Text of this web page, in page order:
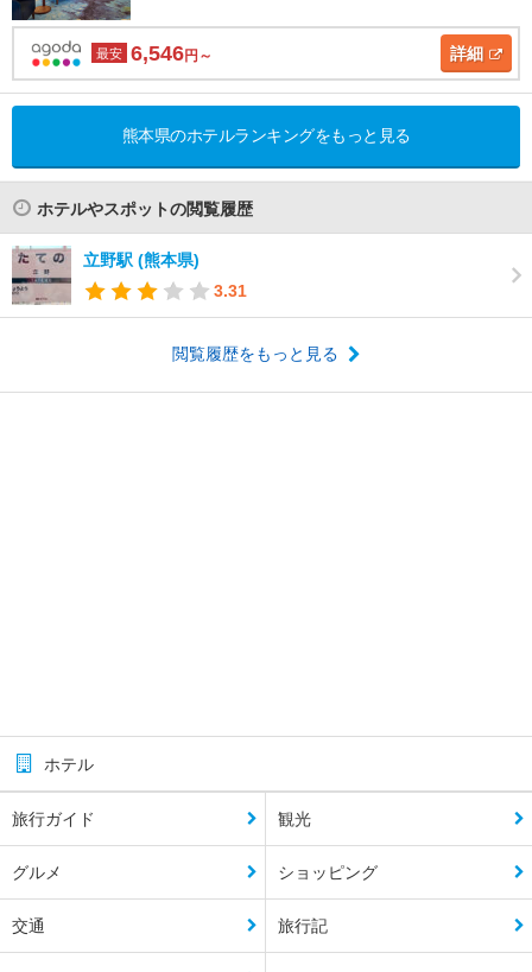
最安 6,546円～ 詳細
熊本県のホテルランキングをもっと見る
ホテルやスポットの閲覧履歴
立野駅 (熊本県)
3.31
閲覧履歴をもっと見る
ホテル
旅行ガイド 観光
グルメ ショッピング
交通 旅行記